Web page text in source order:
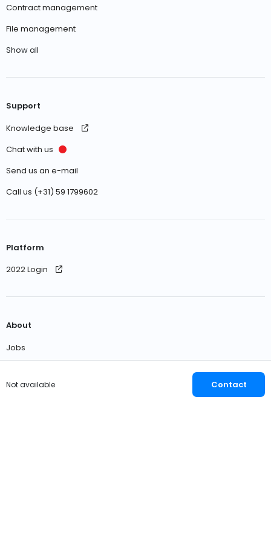
Not available Contact
Contract management
File management
Show all
Support
Knowledge base
Chat with us
Send us an e-mail
Call us (+31) 59 1799602
Platform
2022 Login
About
Jobs